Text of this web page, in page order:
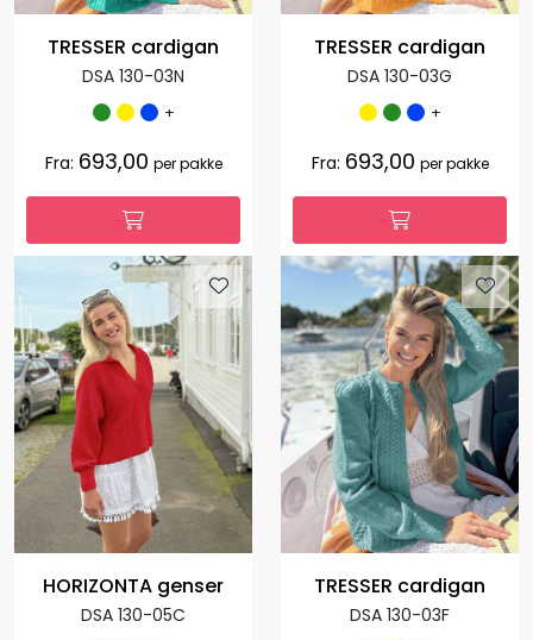
TRESSER cardigan
DSA 130-03N
+
Fra: 693,00 per pakke
TRESSER cardigan
DSA 130-03G
+
Fra: 693,00 per pakke
HORIZONTA genser
DSA 130-05C
TRESSER cardigan
DSA 130-03F